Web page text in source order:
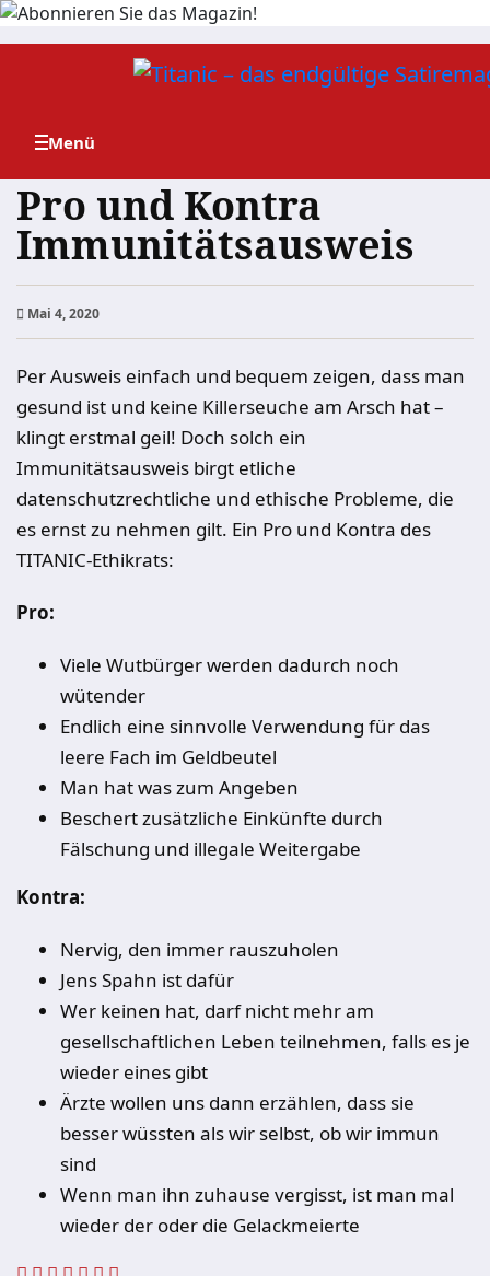
Zum
Pro und Kontra
Immunitätsausweis
Mai 4, 2020
Per Ausweis einfach und bequem zeigen, dass man
gesund ist und keine Killerseuche am Arsch hat –
klingt erstmal geil! Doch solch ein
Immunitätsausweis birgt etliche
datenschutzrechtliche und ethische Probleme, die
es ernst zu nehmen gilt. Ein Pro und Kontra des
TITANIC-Ethikrats:
Pro:
Viele Wutbürger werden dadurch noch
wütender
Endlich eine sinnvolle Verwendung für das
leere Fach im Geldbeutel
Man hat was zum Angeben
Beschert zusätzliche Einkünfte durch
Fälschung und illegale Weitergabe
Kontra:
Nervig, den immer rauszuholen
Jens Spahn ist dafür
Wer keinen hat, darf nicht mehr am
gesellschaftlichen Leben teilnehmen, falls es je
wieder eines gibt
Ärzte wollen uns dann erzählen, dass sie
besser wüssten als wir selbst, ob wir immun
sind
Wenn man ihn zuhause vergisst, ist man mal
wieder der oder die Gelackmeierte